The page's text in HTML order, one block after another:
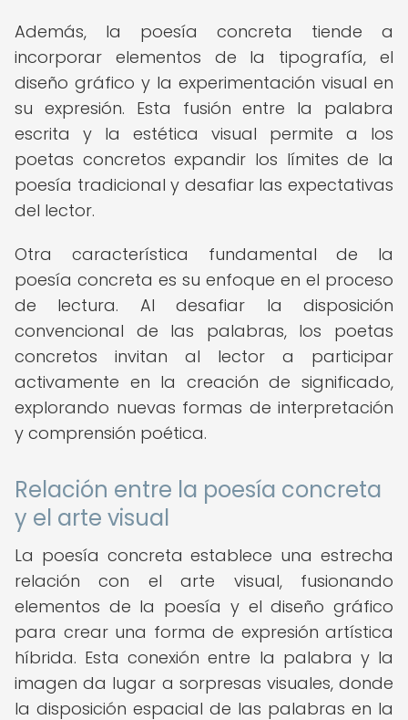
Además, la poesía concreta tiende a
incorporar elementos de la tipografía, el
diseño gráfico y la experimentación visual en
su expresión. Esta fusión entre la palabra
escrita y la estética visual permite a los
poetas concretos expandir los límites de la
poesía tradicional y desafiar las expectativas
del lector.
Otra característica fundamental de la
poesía concreta es su enfoque en el proceso
de lectura. Al desafiar la disposición
convencional de las palabras, los poetas
concretos invitan al lector a participar
activamente en la creación de significado,
explorando nuevas formas de interpretación
y comprensión poética.
Relación entre la poesía concreta
y el arte visual
La poesía concreta establece una estrecha
relación con el arte visual, fusionando
elementos de la poesía y el diseño gráfico
para crear una forma de expresión artística
híbrida. Esta conexión entre la palabra y la
imagen da lugar a sorpresas visuales, donde
la disposición espacial de las palabras en la